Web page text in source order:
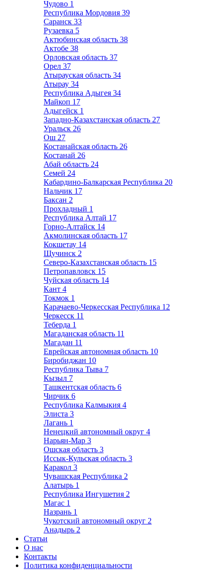
Чудово 1
Республика Мордовия 39
Саранск 33
Рузаевка 5
Актюбинская область 38
Актобе 38
Орловская область 37
Орел 37
Атырауская область 34
Атырау 34
Республика Адыгея 34
Майкоп 17
Адыгейск 1
Западно-Казахстанская область 27
Уральск 26
Ош 27
Костанайская область 26
Костанай 26
Абай область 24
Семей 24
Кабардино-Балкарская Республика 20
Нальчик 17
Баксан 2
Прохладный 1
Республика Алтай 17
Горно-Алтайск 14
Акмолинская область 17
Кокшетау 14
Щучинск 2
Северо-Казахстанская область 15
Петропавловск 15
Чуйская область 14
Кант 4
Токмок 1
Карачаево-Черкесская Республика 12
Черкесск 11
Теберда 1
Магаданская область 11
Магадан 11
Еврейская автономная область 10
Биробиджан 10
Республика Тыва 7
Кызыл 7
Ташкентская область 6
Чирчик 6
Республика Калмыкия 4
Элиста 3
Лагань 1
Ненецкий автономный округ 4
Нарьян-Мар 3
Ошская область 3
Иссык-Кульская область 3
Каракол 3
Чувашская Республика 2
Алатырь 1
Республика Ингушетия 2
Магас 1
Назрань 1
Чукотский автономный округ 2
Анадырь 2
Статьи
О нас
Контакты
Политика конфиденциальности